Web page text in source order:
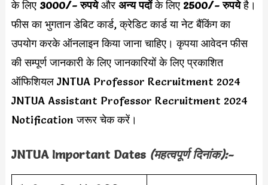
के लिए 3000/- रुपयेऔरअन्य पदोंके लिए 2500/- रुपयेहै।
फीस का भुगतान डेबिट कार्ड, क्रेडिट कार्ड या नेट बैंकिंग का
उपयोग करके ऑनलाइन किया जाना चाहिए। कृपया आवेदन फीस
की सम्पूर्ण जानकारी के लिए जानकारियों के लिए प्रकाशित
ऑफिशियल JNTUA Professor Recruitment 2024
JNTUA Assistant Professor Recruitment 2024
Notification जरूर चेक करें।
JNTUA Important Dates (महत्वपूर्ण दिनांक):-